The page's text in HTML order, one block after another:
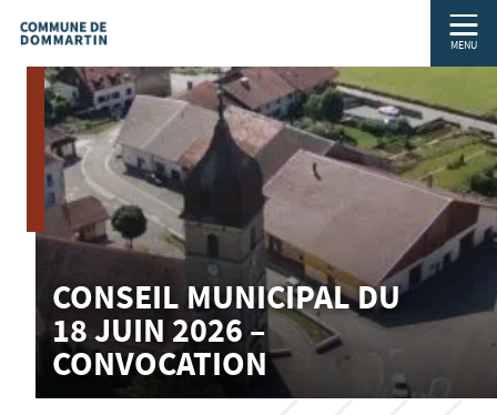
MENU
CONSEIL MUNICIPAL DU
18 JUIN 2026 –
CONVOCATION